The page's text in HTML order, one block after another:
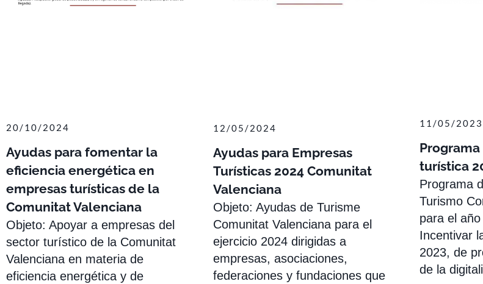
Ayudas para fomentar la
eficiencia energética en
empresas turísticas de la
Comunitat Valenciana
20/10/2024
Objeto: Apoyar a empresas del
sector turístico de la Comunitat
Valenciana en materia de
eficiencia energética y de
Ayudas para Empresas
Turísticas 2024 Comunitat
Valenciana
12/05/2024
Objeto: Ayudas de Turisme
Comunitat Valenciana para el
ejercicio 2024 dirigidas a
empresas, asociaciones,
federaciones y fundaciones que
turística
11/05/2023
Programa
Turismo
para el
Incentivar
2023, de
de la